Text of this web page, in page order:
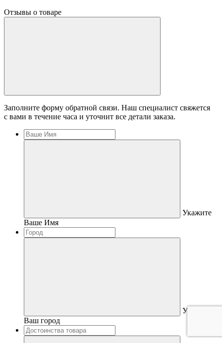
Отзывы о товаре
Заполните форму обратной связи. Наш специалист свяжется
с вами в течение часа и уточнит все детали заказа.
Укажите
Ваше Имя
Укажите
Ваш город